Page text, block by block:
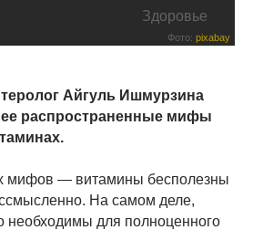
Здоровье
Фото: pixabay
Айгуль Ишмурзина
распространенные мифы
мифов — витамины бесполезны
На самом деле,
необходимы для полноценного